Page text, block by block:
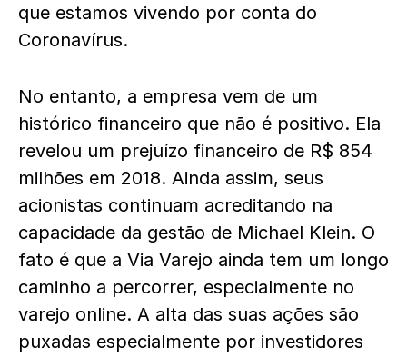
que estamos vivendo por conta do
Coronavírus.
No entanto, a empresa vem de um
histórico financeiro que não é positivo. Ela
revelou um prejuízo financeiro de R$ 854
milhões em 2018. Ainda assim, seus
acionistas continuam acreditando na
capacidade da gestão de Michael Klein. O
fato é que a Via Varejo ainda tem um longo
caminho a percorrer, especialmente no
varejo online. A alta das suas ações são
puxadas especialmente por investidores